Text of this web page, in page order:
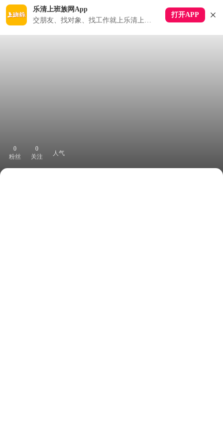
乐清上班族网App
交朋友、找对象、找工作就上乐清上班族APP
打开APP
0
粉丝
0
关注
人气
下拉刷新